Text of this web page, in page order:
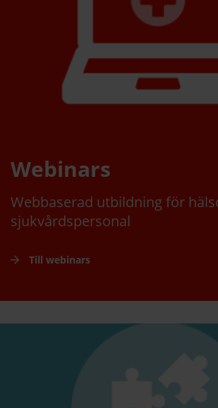
Webinars
Webbaserad utbildning för
sjukvårdspersonal
Till webinars